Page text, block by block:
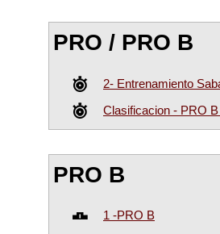
PRO / PRO B
2- Entrenamiento
Clasificacion - PRO
PRO B
1 -PRO B